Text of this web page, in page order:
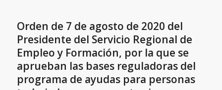
Orden de 7 de agosto de 2020 del
Presidente del Servicio Regional de
Empleo y Formación, por la que se
aprueban las bases reguladoras del
programa de ayudas para personas